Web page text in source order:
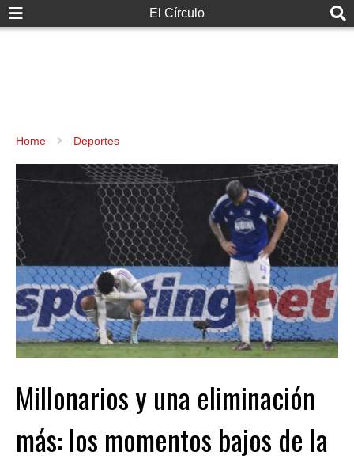
El Círculo
Home Deportes
Millonarios y una eliminación
más: los momentos bajos de la